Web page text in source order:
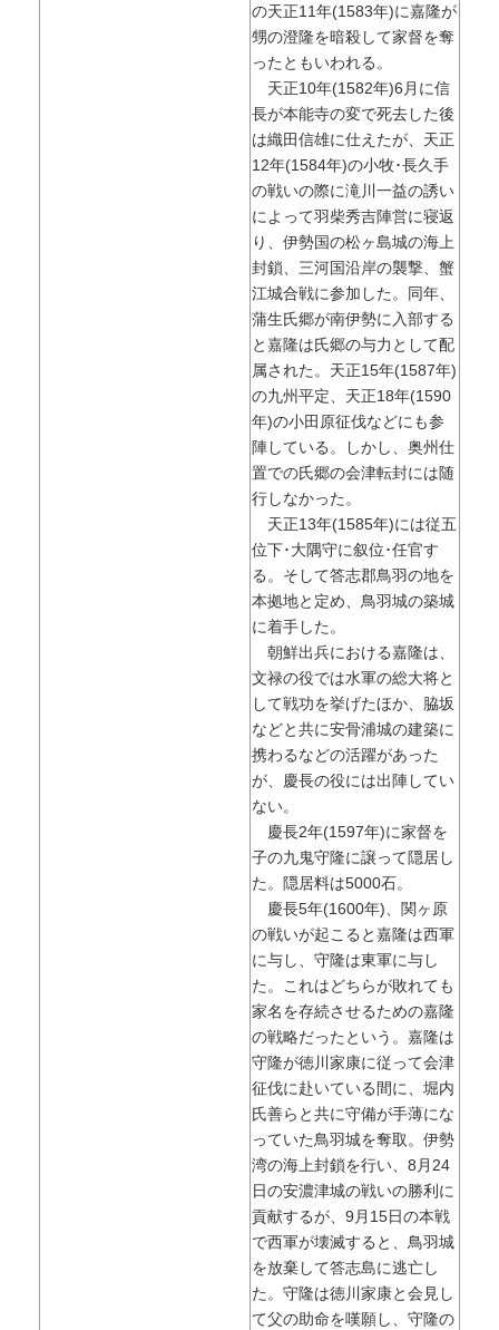
の天正11年(1583年)に嘉隆が
甥の澄隆を暗殺して家督を奪
ったともいわれる。
天正10年(1582年)6月に信
長が本能寺の変で死去した後
は織田信雄に仕えたが、天正
12年(1584年)の小牧･長久手
の戦いの際に滝川一益の誘い
によって羽柴秀吉陣営に寝返
り、伊勢国の松ヶ島城の海上
封鎖、三河国沿岸の襲撃、蟹
江城合戦に参加した。同年、
蒲生氏郷が南伊勢に入部する
と嘉隆は氏郷の与力として配
属された。天正15年(1587年)
の九州平定、天正18年(1590
年)の小田原征伐などにも参
陣している。しかし、奥州仕
置での氏郷の会津転封には随
行しなかった。
天正13年(1585年)には従五
位下･大隅守に叙位･任官す
る。そして答志郡鳥羽の地を
本拠地と定め、鳥羽城の築城
に着手した。
朝鮮出兵における嘉隆は、
文禄の役では水軍の総大将と
して戦功を挙げたほか、脇坂
などと共に安骨浦城の建築に
携わるなどの活躍があった
が、慶長の役には出陣してい
ない。
慶長2年(1597年)に家督を
子の九鬼守隆に譲って隠居し
た。隠居料は5000石。
慶長5年(1600年)、関ヶ原
の戦いが起こると嘉隆は西軍
に与し、守隆は東軍に与し
た。これはどちらが敗れても
家名を存続させるための嘉隆
の戦略だったという。嘉隆は
守隆が徳川家康に従って会津
征伐に赴いている間に、堀内
氏善らと共に守備が手薄にな
っていた鳥羽城を奪取。伊勢
湾の海上封鎖を行い、8月24
日の安濃津城の戦いの勝利に
貢献するが、9月15日の本戦
で西軍が壊滅すると、鳥羽城
を放棄して答志島に逃亡し
た。守隆は徳川家康と会見し
て父の助命を嘆願し、守隆の